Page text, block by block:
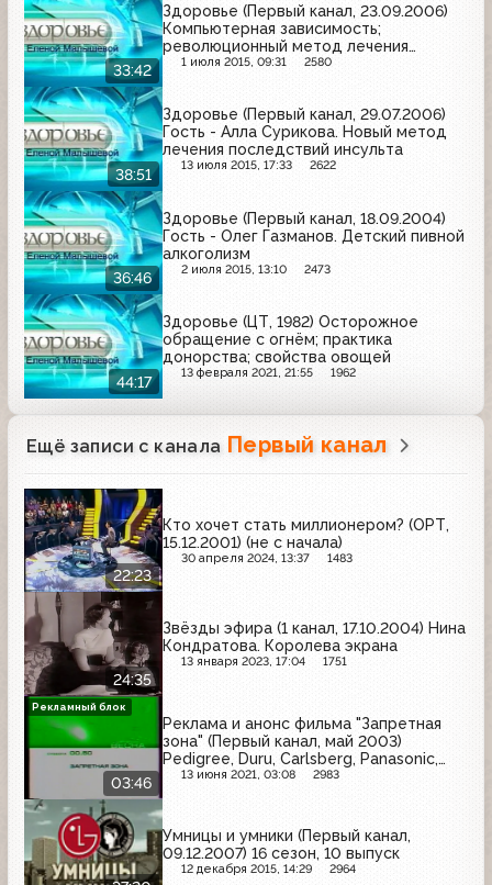
33:42
Здоровье (Первый канал, 23.09.2006)
Компьютерная зависимость;
революционный метод лечения
прыщей
1 июля 2015, 09:31 2580
38:51
Здоровье (Первый канал, 29.07.2006)
Гость - Алла Сурикова. Новый метод
лечения последствий инсульта
13 июля 2015, 17:33 2622
36:46
Здоровье (Первый канал, 18.09.2004)
Гость - Олег Газманов. Детский пивной
алкоголизм
2 июля 2015, 13:10 2473
44:17
Здоровье (ЦТ, 1982) Осторожное
обращение с огнём; практика
донорства; свойства овощей
13 февраля 2021, 21:55 1962
Ещё записи с канала Первый канал
22:23
Кто хочет стать миллионером? (ОРТ,
15.12.2001) (не с начала)
30 апреля 2024, 13:37 1483
24:35
Звёзды эфира (1 канал, 17.10.2004) Нина
Кондратова. Королева экрана
13 января 2023, 17:04 1751
03:46
Реклама и анонс фильма "Запретная
зона" (Первый канал, май 2003)
Pedigree, Duru, Carlsberg, Panasonic,
Twixels, Arko, Lomilan
13 июня 2021, 03:08 2983
Рекламный блок
Умницы и умники (Первый канал,
09.12.2007) 16 сезон, 10 выпуск
12 декабря 2015, 14:29 2964